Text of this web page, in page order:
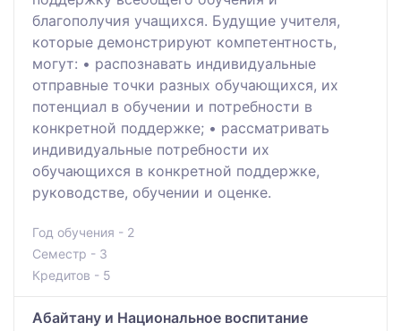
благополучия учащихся. Будущие учителя,
которые демонстрируют компетентность,
могут: • распознавать индивидуальные
отправные точки разных обучающихся, их
потенциал в обучении и потребности в
конкретной поддержке; • рассматривать
индивидуальные потребности их
обучающихся в конкретной поддержке,
руководстве, обучении и оценке.
Год обучения - 2
Семестр - 3
Кредитов - 5
Абайтану и Национальное воспитание